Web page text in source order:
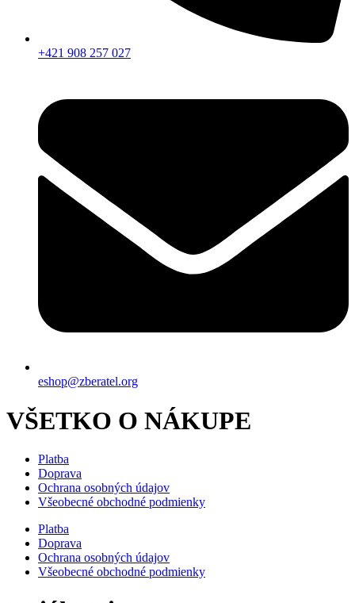
+421 908 257 027
eshop@zberatel.org
VŠETKO O NÁKUPE
Platba
Doprava
Ochrana osobných údajov
Všeobecné obchodné podmienky
Platba
Doprava
Ochrana osobných údajov
Všeobecné obchodné podmienky